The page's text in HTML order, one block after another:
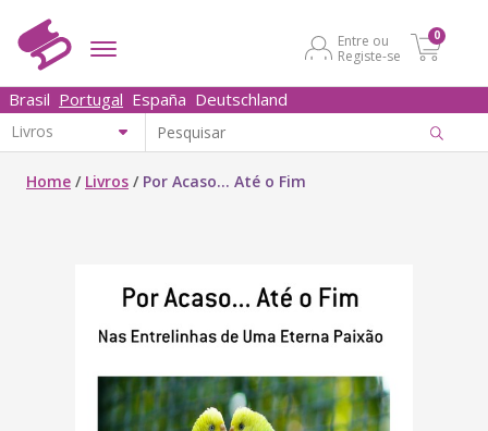
Entre ou
Registe-se
0
Brasil Portugal España Deutschland
Home / Livros / Por Acaso... Até o Fim